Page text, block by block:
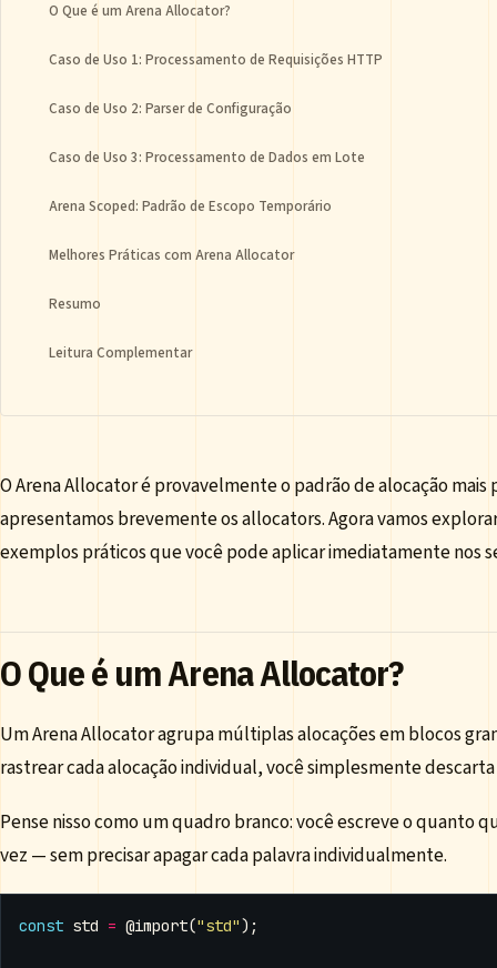
O Que é um Arena Allocator?
Caso de Uso 1: Processamento de Requisições HTTP
Caso de Uso 2: Parser de Configuração
Caso de Uso 3: Processamento de Dados em Lote
Arena Scoped: Padrão de Escopo Temporário
Melhores Práticas com Arena Allocator
Resumo
Leitura Complementar
O Arena Allocator é provavelmente o padrão de alocação mais
apresentamos brevemente os allocators. Agora vamos
exemplos práticos que você pode aplicar imediatamente nos
O Que é um Arena Allocator?
Um Arena Allocator agrupa múltiplas alocações em blocos
rastrear cada alocação individual, você simplesmente
Pense nisso como um quadro branco: você escreve o quanto
vez — sem precisar apagar cada palavra individualmente.
const std = @import("std" );